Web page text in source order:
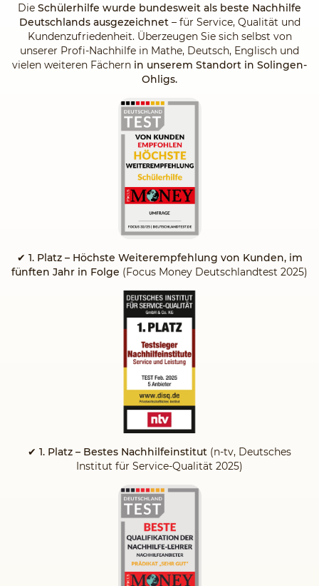
Die Schülerhilfe wurde bundesweit als beste Nachhilfe
Deutschlands ausgezeichnet – für Service, Qualität und
Kundenzufriedenheit. Überzeugen Sie sich selbst von
unserer Profi-Nachhilfe in Mathe, Deutsch, Englisch und
vielen weiteren Fächern in unserem Standort in Solingen-
Ohligs.
✔ 1. Platz – Höchste Weiterempfehlung von Kunden, im
fünften Jahr in Folge (Focus Money Deutschlandtest 2025)
✔ 1. Platz – Bestes Nachhilfeinstitut (n-tv, Deutsches
Institut für Service-Qualität 2025)